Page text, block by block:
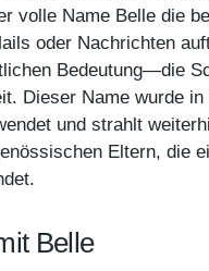
volle Name Belle die
oder Nachrichten
Bedeutung—die
Dieser Name wurde
und strahlt
Eltern, die
Belle